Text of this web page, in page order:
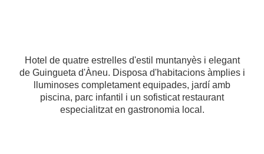
Hotel de quatre estrelles d'estil muntanyès i elegant
de Guingueta d'Àneu. Disposa d'habitacions àmplies i
lluminoses completament equipades, jardí amb
piscina, parc infantil i un sofisticat restaurant
especialitzat en gastronomia local.